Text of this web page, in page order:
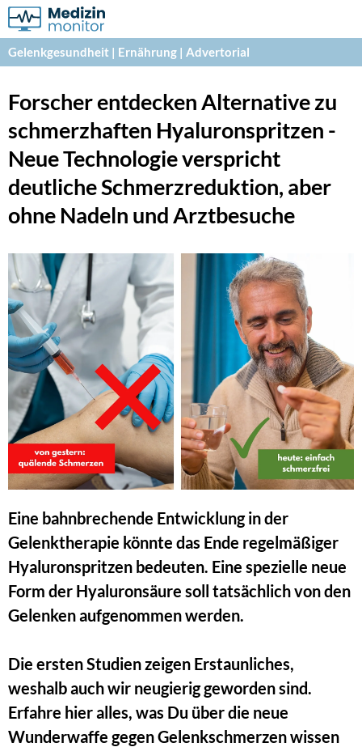
Gelenkgesundheit | Ernährung | Advertorial
Forscher entdecken Alternative zu
schmerzhaften Hyaluronspritzen -
Neue Technologie verspricht
deutliche Schmerzreduktion, aber
ohne Nadeln und Arztbesuche
Eine bahnbrechende Entwicklung in der
Gelenktherapie könnte das Ende regelmäßiger
Hyaluronspritzen bedeuten. Eine spezielle neue
Form der Hyaluronsäure soll tatsächlich von den
Gelenken aufgenommen werden.
Die ersten Studien zeigen Erstaunliches,
weshalb auch wir neugierig geworden sind.
Erfahre hier alles, was Du über die neue
Wunderwaffe gegen Gelenkschmerzen wissen